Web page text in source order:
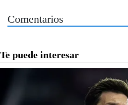
Comentarios